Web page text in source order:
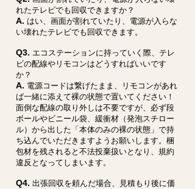
れたテレビでも回収できますか？
A. はい、画面が割れていたり、電源が入らな
い壊れたテレビでも回収できます。
Q3. エコステーションに持っていく際、テレ
ビの配線やリモコンはどうすればいいです
か？
A. 電源コードは繋げたまま、リモコンがあれ
ば一緒に添えて裸の状態で置いてください！
面倒な配線の取り外しは不要ですが、必ず段
ボールやビニール袋、緩衝材（発泡スチロー
ル）から出した「本体のみの裸の状態」で持
ち込んでいただきますようお願いします。梱
包材を残されると不法投棄扱いとなり、規約
違反となってしまいます。
Q4. 出張回収を頼んだ場合、見積もり後に価